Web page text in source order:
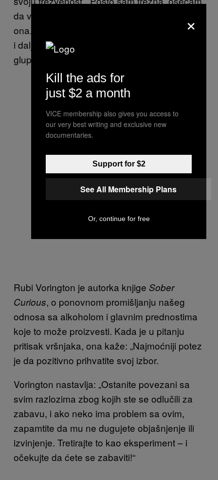
da više kontrolišem svoj noćni izlazak“, kaže
ona. „Mogu da odbacim dovoljno inhibicija, ali
i dalje ostanem u zoni udobnosti. Mogu da se
glupiram a da mi za to nije potreban alkohol.”
Rubi Vorington je autorka knjige Sober
Curious, o ponovnom promišljanju našeg
odnosa sa alkoholom i glavnim prednostima
koje to može proizvesti. Kada je u pitanju
pritisak vršnjaka, ona kaže: „Najmoćniji potez
je da pozitivno prihvatite svoj izbor.
Vorington nastavlja: ​​„Ostanite povezani sa
svim razlozima zbog kojih ste se odlučili za
zabavu, i ako neko ima problem sa ovim,
zapamtite da mu ne dugujete objašnjenje ili
izvinjenje. Tretirajte to kao eksperiment – i
očekujte da ćete se zabaviti!“
×
Kill the ads for
just $2 a month
VICE membership also gives you access to
our very best writing and exclusive new
documentaries.
Support for $2
See All Membership Plans
Or, continue for free